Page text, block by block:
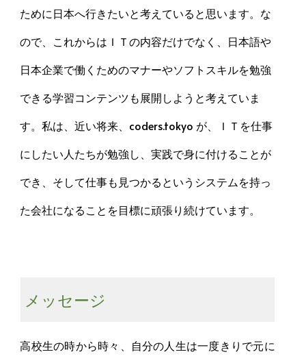
ために日本へ行きたいと考えていると思います。な
ので、これからはＩＴの内容だけでなく、日本語や
日本企業で働くためのマナーやソフトスキルを勉強
できる学習コンテンツも展開しようと考えていま
す。私は、近い将来、coders.tokyo が、ＩＴを仕事
にしたい人たちが勉強し、実践で身に付けることが
でき、そして仕事も見つかるというシステムを持っ
た会社になることを目標に頑張り続けています。
メッセージ
高校生の時から時々、自分の人生は一度きりで元に